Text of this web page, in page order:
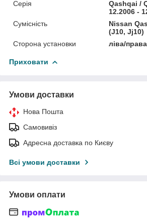
Серія
Qashqai /
12.2006 -
Сумісність
Nissan
(J10, Jj10)
Сторона установки
ліва/права
Приховати
Умови доставки
Нова Пошта
Самовивіз
Адресна доставка по Києву
Всі умови доставки
Умови оплати